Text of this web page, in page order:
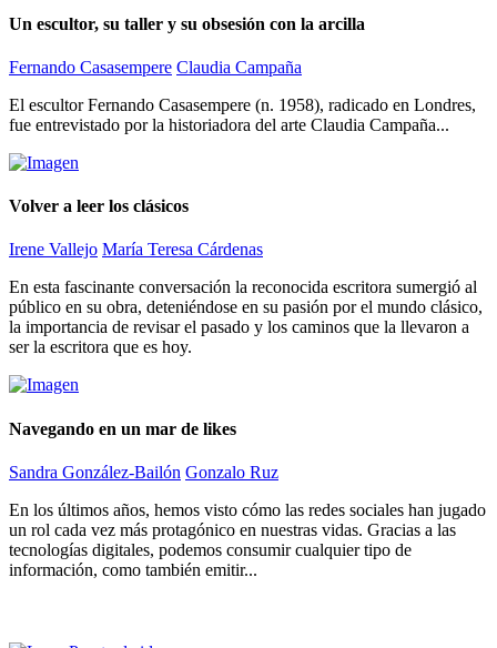
Un escultor, su taller y su obsesión con la arcilla
Fernando Casasempere Claudia Campaña
El escultor Fernando Casasempere (n. 1958), radicado en Londres,
fue entrevistado por la historiadora del arte Claudia Campaña...
Volver a leer los clásicos
Irene Vallejo María Teresa Cárdenas
En esta fascinante conversación la reconocida escritora sumergió al
público en su obra, deteniéndose en su pasión por el mundo clásico,
la importancia de revisar el pasado y los caminos que la llevaron a
ser la escritora que es hoy.
Navegando en un mar de likes
Sandra González-Bailón Gonzalo Ruz
En los últimos años, hemos visto cómo las redes sociales han jugado
un rol cada vez más protagónico en nuestras vidas. Gracias a las
tecnologías digitales, podemos consumir cualquier tipo de
información, como también emitir...